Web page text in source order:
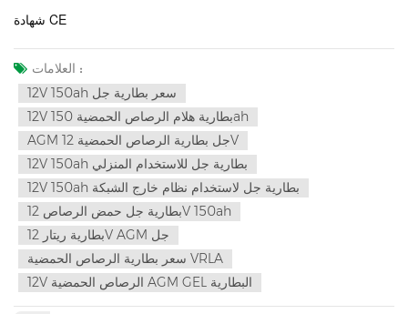
شهادة CE
العلامات :
12V 150ah سعر بطارية جل
12V بطارية هلام الرصاص الحمضية 150ah
AGM جل بطارية الرصاص الحمضية 12V
12V 150ah بطارية جل للاستخدام المنزلي
12V 150ah بطارية جل لاستخدام نظام خارج الشبكة
بطارية جل حمض الرصاص 12V 150ah
بطارية ريتار 12V AGM جل
سعر بطارية الرصاص الحمضية VRLA
12V الرصاص الحمضية AGM GEL البطارية